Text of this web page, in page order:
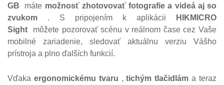
GB máte možnosť zhotovovať fotografie a videá aj so
zvukom . S pripojením k aplikácii
HIKMICRO
Sight môžete pozorovať scénu v reálnom čase cez Vaše
mobilné zariadenie, sledovať aktuálnu verziu Vášho
prístroja a plno ďalších funkcií.
Vďaka ergonomickému tvaru ,tichým tlačidlám a teraz